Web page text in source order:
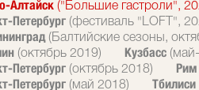
Алтайск ("Большие гастроли",
Петербург (фестиваль "LOFT",
(Балтийские сезоны,
(октябрь 2019) Кузбасс
Петербург (октябрь 2018)
Рим
Петербург (май 2018)
Тбилиси